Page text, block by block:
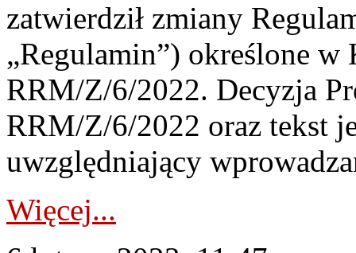
zatwierdził zmiany
„Regulamin”) określone
RRM/Z/6/2022. Decyzja
RRM/Z/6/2022 oraz tekst
uwzględniający
Więcej...